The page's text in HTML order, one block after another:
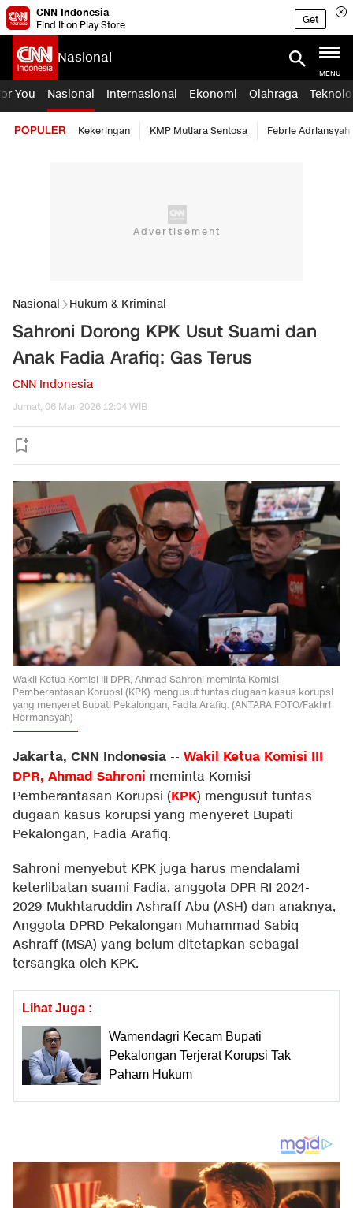
CNN Indonesia
Find it on Play Store
Get
Nasional
MENU
You Nasional Internasional Ekonomi Olahraga
POPULER Kekeringan KMP Mutiara Sentosa Febrie Adriansyah
Nasional Hukum & Kriminal
Sahroni Dorong KPK Usut Suami dan
Anak Fadia Arafiq: Gas Terus
CNN Indonesia
Jumat, 06 Mar 2026 12:04 WIB
Wakil Ketua Komisi III DPR, Ahmad Sahroni meminta Komisi
Pemberantasan Korupsi (KPK) mengusut tuntas dugaan kasus korupsi
yang menyeret Bupati Pekalongan, Fadia Arafiq. (ANTARA FOTO/Fakhri
Hermansyah)
Jakarta, CNN Indonesia -- Wakil Ketua Komisi III
DPR, Ahmad Sahroni meminta Komisi
Pemberantasan Korupsi (KPK) mengusut tuntas
dugaan kasus korupsi yang menyeret Bupati
Pekalongan, Fadia Arafiq.
Sahroni menyebut KPK juga harus mendalami
keterlibatan suami Fadia, anggota DPR RI 2024-
2029 Mukhtaruddin Ashraff Abu (ASH) dan anaknya,
Anggota DPRD Pekalongan Muhammad Sabiq
Ashraff (MSA) yang belum ditetapkan sebagai
tersangka oleh KPK.
Lihat Juga :
Wamendagri Kecam Bupati
Pekalongan Terjerat Korupsi Tak
Paham Hukum